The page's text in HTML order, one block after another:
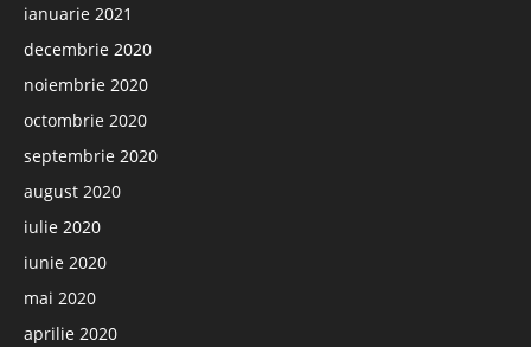
ianuarie 2021
decembrie 2020
noiembrie 2020
octombrie 2020
septembrie 2020
august 2020
iulie 2020
iunie 2020
mai 2020
aprilie 2020